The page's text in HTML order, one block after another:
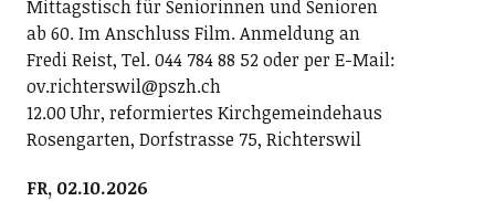
Mittagstisch für Seniorinnen und Senioren
ab 60. Im Anschluss Film. Anmeldung an
Fredi Reist, Tel. 044 784 88 52 oder per E-Mail:
ov.richterswil@pszh.ch
12.00 Uhr, reformiertes Kirchgemeindehaus
Rosengarten, Dorfstrasse 75, Richterswil
FR, 02.10.2026